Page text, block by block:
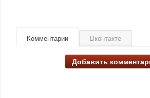
Комментарии Вконтакте
Добавить